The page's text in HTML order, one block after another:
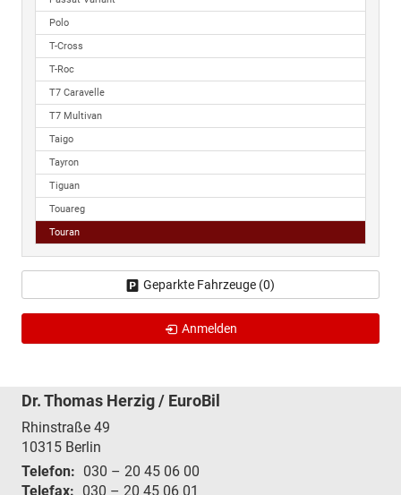
Polo
T-Cross
T-Roc
T7 Caravelle
T7 Multivan
Taigo
Tayron
Tiguan
Touareg
Touran
Geparkte Fahrzeuge (0)
Anmelden
Dr. Thomas Herzig / EuroBil
Rhinstraße 49
10315 Berlin
Telefon: 030 – 20 45 06 00
Telefax: 030 – 20 45 06 01